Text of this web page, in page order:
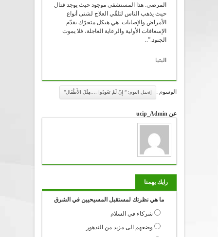
المرضى. هذا المستشفى موجود حيث يوجد قتال
حيث يذهب الناس لتلقّي العلاج لشتى أنواع
الأمراض والإصابات. هي هيكل متحرّك يقدّم
الإسعافات الأولية والرعاية العاجلة، فلا يموت
الجنود.”..
اليتيا
الوسوم : إنجيل اليوم: ” إِنْ لَمْ تَعُودُوا ….مِثْلَ الأَطْفَال”
عن ucip_Admin
رايك يهمنا
ما هي نظرتك لمستقبل المسيحيين في الشرق
شركاء في السلام
وضعهم الى مزيد من التدهور